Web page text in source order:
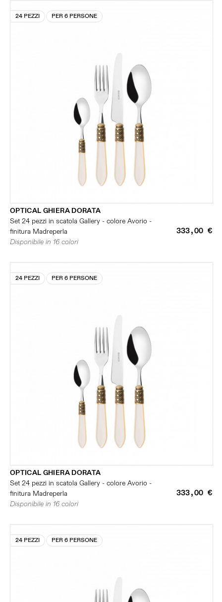
24 PEZZI PER 6 PERSONE
OPTICAL GHIERA DORATA
Set 24 pezzi in scatola Gallery - colore Avorio -
finitura Madreperla
333,00 €
Disponibile in 16 colori
24 PEZZI PER 6 PERSONE
OPTICAL GHIERA DORATA
Set 24 pezzi in scatola Gallery - colore Avorio -
finitura Madreperla
333,00 €
Disponibile in 16 colori
24 PEZZI PER 6 PERSONE